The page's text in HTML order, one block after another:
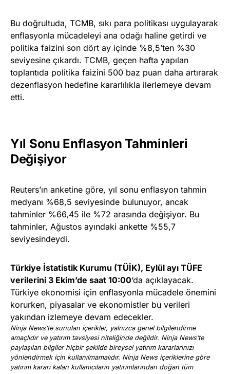
Bu doğrultuda, TCMB, sıkı para politikası uygulayarak
enflasyonla mücadeleyi ana odağı haline getirdi ve
politika faizini son dört ay içinde %8,5’ten %30
seviyesine çıkardı. TCMB, geçen hafta yapılan
toplantıda politika faizini 500 baz puan daha artırarak
dezenflasyon hedefine kararlılıkla ilerlemeye devam
etti.
Yıl Sonu Enflasyon Tahminleri
Değişiyor
Reuters’ın anketine göre, yıl sonu enflasyon tahmin
medyanı %68,5 seviyesinde bulunuyor, ancak
tahminler %66,45 ile %72 arasında değişiyor. Bu
tahminler, Ağustos ayındaki ankette %55,7
seviyesindeydi.
Türkiye İstatistik Kurumu (TÜİK), Eylül ayı TÜFE
verilerini 3 Ekim’de saat 10:00‘da açıklayacak.
Türkiye ekonomisi için enflasyonla mücadele önemini
korurken, piyasalar ve ekonomistler bu verileri
yakından izlemeye devam edecekler.
Ninja News’te sunulan içerikler, yalnızca genel bilgilendirme
amaçlıdır ve yatırım tavsiyesi niteliğinde değildir. Ninja News’te
paylaşılan bilgiler hiçbir şekilde bireysel yatırım kararlarınızı
yönlendirmek için kullanılmamalıdır. Ninja News içeriklerine göre
yatırım kararı kalan kullanıcıların yatırımlarından doğan tüm